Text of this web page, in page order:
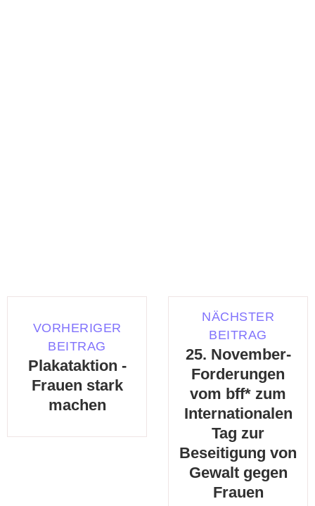
VORHERIGER
BEITRAG
Plakataktion -
Frauen stark
machen
NÄCHSTER
BEITRAG
25. November-
Forderungen
vom bff* zum
Internationalen
Tag zur
Beseitigung von
Gewalt gegen
Frauen